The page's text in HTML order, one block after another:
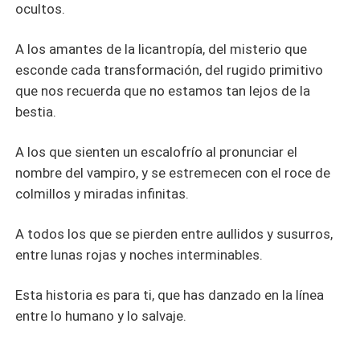
ocultos.
A los amantes de la licantropía, del misterio que
esconde cada transformación, del rugido primitivo
que nos recuerda que no estamos tan lejos de la
bestia.
A los que sienten un escalofrío al pronunciar el
nombre del vampiro, y se estremecen con el roce de
colmillos y miradas infinitas.
A todos los que se pierden entre aullidos y susurros,
entre lunas rojas y noches interminables.
Esta historia es para ti, que has danzado en la línea
entre lo humano y lo salvaje.